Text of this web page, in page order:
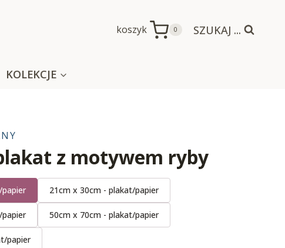
koszyk 0 SZUKAJ ...
KOLEKCJE
z motywem ryby
21cm x 30cm - plakat/papier
50cm x 70cm - plakat/papier
papier